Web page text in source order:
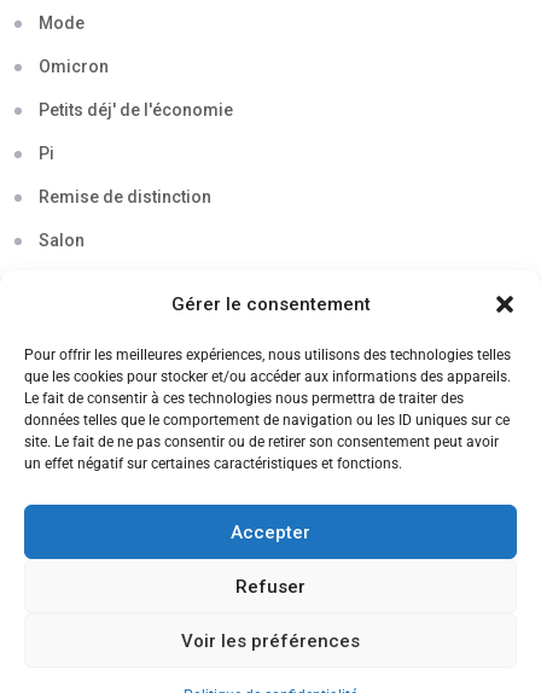
Gérer le consentement
Pour offrir les meilleures expériences, nous utilisons des technologies telles
que les cookies pour stocker et/ou accéder aux informations des appareils.
Le fait de consentir à ces technologies nous permettra de traiter des
données telles que le comportement de navigation ou les ID uniques sur ce
site. Le fait de ne pas consentir ou de retirer son consentement peut avoir
un effet négatif sur certaines caractéristiques et fonctions.
Accepter
Refuser
Voir les préférences
Mode
Omicron
Petits déj' de l'économie
Pi
Remise de distinction
Salon
Soirée
Sortie découverte
Tau
Témoignage
CANDIDATEZ MAINTENANT